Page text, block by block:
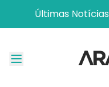
Últimas Notícias